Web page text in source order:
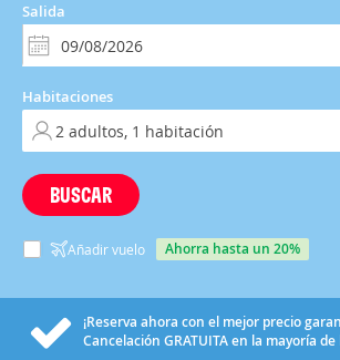
Salida
Habitaciones
BUSCAR
Añadir vuelo ahorra hasta un 20%
¡Reserva ahora con el mejor precio
Cancelación GRATUITAen la mayoría